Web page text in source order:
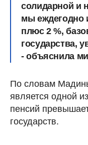
солидарной и
мы еждегодно
плюс 2 %,
государства,
- объяснила
По словам
является одной
пенсий
государств.